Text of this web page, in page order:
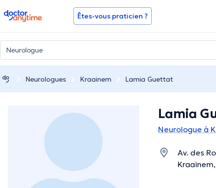
doctoranytime Êtes-vous praticien ?
Neurologues Kraainem Lamia Guettat
Lamia
Neurologue à
Av. des